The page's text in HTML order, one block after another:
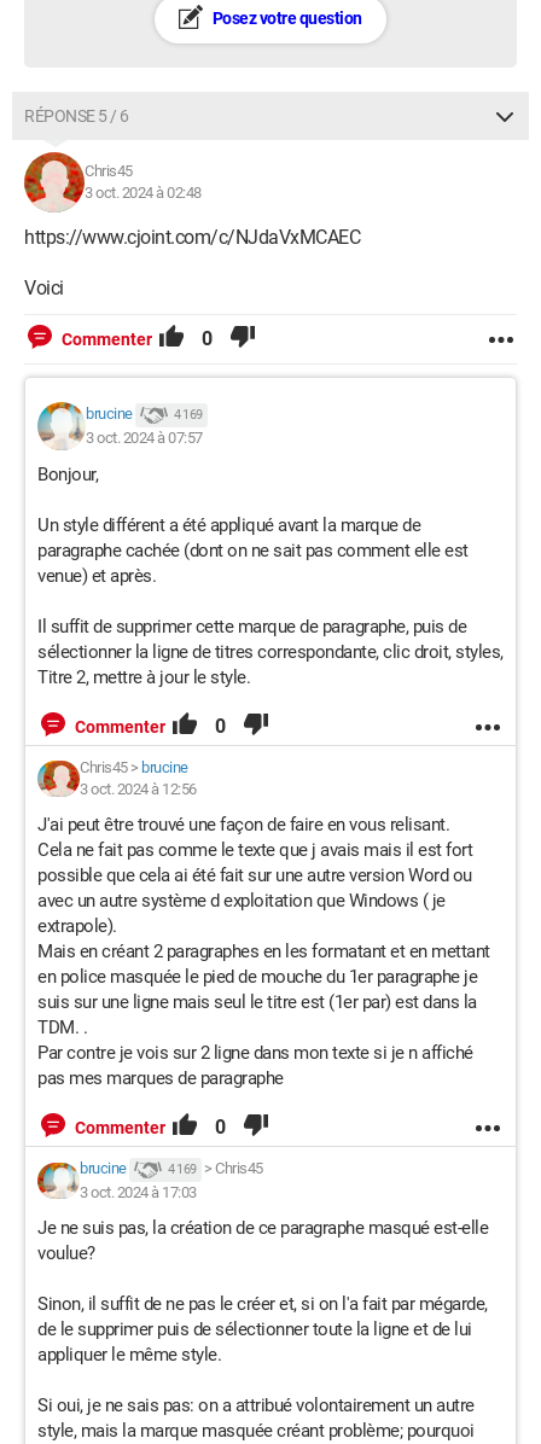
Posez votre question
RÉPONSE 5 / 6
Chris45
3 oct. 2024 à 02:48
https://www.cjoint.com/c/NJdaVxMCAEC
Voici
Commenter 0
brucine 4 169
3 oct. 2024 à 07:57
Bonjour,
Un style différent a été appliqué avant la marque de
paragraphe cachée (dont on ne sait pas comment elle est
venue) et après.
Il suffit de supprimer cette marque de paragraphe, puis de
sélectionner la ligne de titres correspondante, clic droit, styles,
Titre 2, mettre à jour le style.
Commenter 0
Chris45> brucine
3 oct. 2024 à 12:56
J'ai peut être trouvé une façon de faire en vous relisant.
Cela ne fait pas comme le texte que j avais mais il est fort
possible que cela ai été fait sur une autre version Word ou
avec un autre système d exploitation que Windows ( je
extrapole).
Mais en créant 2 paragraphes en les formatant et en mettant
en police masquée le pied de mouche du 1er paragraphe je
suis sur une ligne mais seul le titre est (1er par) est dans la
TDM. .
Par contre je vois sur 2 ligne dans mon texte si je n affiché
pas mes marques de paragraphe
Commenter 0
brucine 4 169 > Chris45
3 oct. 2024 à 17:03
Je ne suis pas, la création de ce paragraphe masqué est-elle
voulue?
Sinon, il suffit de ne pas le créer et, si on l'a fait par mégarde,
de le supprimer puis de sélectionner toute la ligne et de lui
appliquer le même style.
Si oui, je ne sais pas: on a attribué volontairement un autre
style, mais la marque masquée créant problème; pourquoi